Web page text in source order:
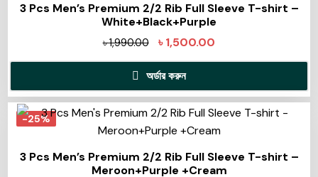
3 Pcs Men’s Premium 2/2 Rib Full Sleeve T-shirt –
White+Black+Purple
৳1,990.00 ৳1,500.00
অর্ডার করুন
-25%
3 Pcs Men’s Premium 2/2 Rib Full Sleeve T-shirt –
Meroon+Purple +Cream